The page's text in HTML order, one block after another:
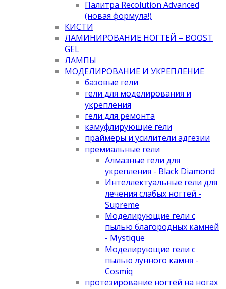
Палитра Recolution Advanced
(новая формула!)
КИСТИ
ЛАМИНИРОВАНИЕ НОГТЕЙ – BOOST
GEL
ЛАМПЫ
МОДЕЛИРОВАНИЕ И УКРЕПЛЕНИЕ
базовые гели
гели для моделирования и
укрепления
гели для ремонта
камуфлирующие гели
праймеры и усилители адгезии
премиальные гели
Алмазные гели для
укрепления - Black Diamond
Интеллектуальные гели для
лечения слабых ногтей -
Supreme
Моделирующие гели с
пылью благородных камней
- Mystique
Моделирующие гели с
пылью лунного камня -
Cosmiq
протезирование ногтей на ногах